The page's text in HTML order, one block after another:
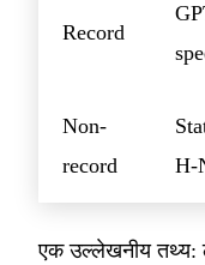
Record
Non-
record
H-
एक उल्लेखनीय तथ्य: